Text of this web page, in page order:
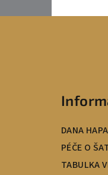
DANA
PÉČE O
TABULKA